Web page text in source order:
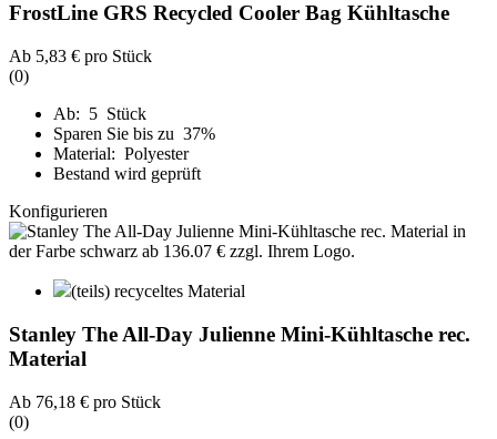
FrostLine GRS Recycled Cooler Bag Kühltasche
Ab 5,83 € pro Stück
(0)
Ab: 5 Stück
Sparen Sie bis zu 37%
Material: Polyester
Bestand wird geprüft
Konfigurieren
(teils) recyceltes Material
Stanley The All-Day Julienne Mini-Kühltasche rec.
Material
Ab 76,18 € pro Stück
(0)